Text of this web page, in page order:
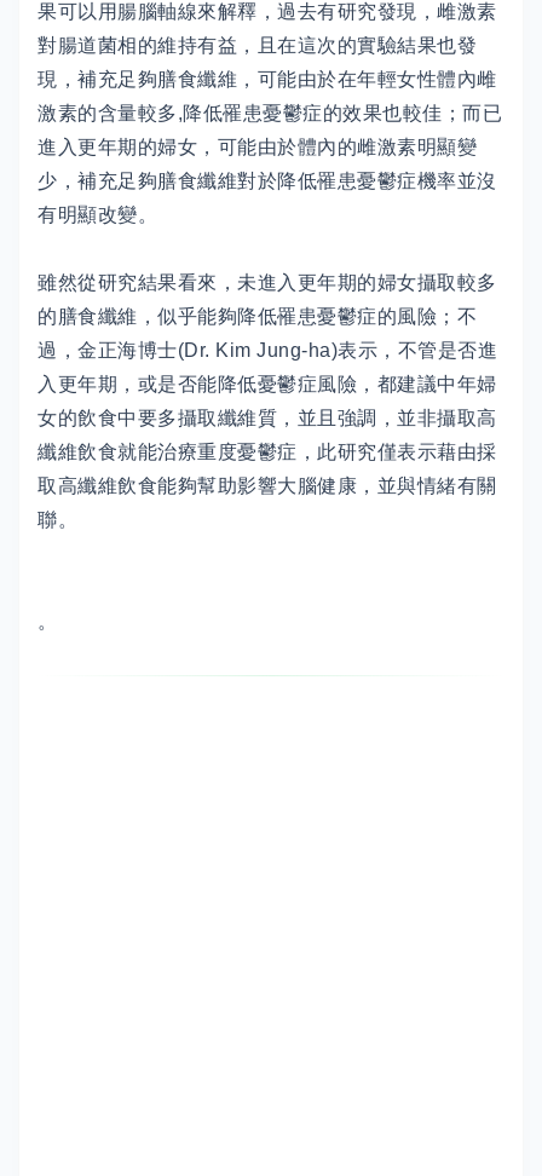
果可以用腸腦軸線來解釋，過去有研究發現，雌激素
對腸道菌相的維持有益，且在這次的實驗結果也發
現，補充足夠膳食纖維，可能由於在年輕女性體內雌
激素的含量較多,降低罹患憂鬱症的效果也較佳；而已
進入更年期的婦女，可能由於體內的雌激素明顯變
少，補充足夠膳食纖維對於降低罹患憂鬱症機率並沒
有明顯改變。
雖然從研究結果看來，未進入更年期的婦女攝取較多
的膳食纖維，似乎能夠降低罹患憂鬱症的風險；不
過，金正海博士(Dr. Kim Jung-ha)表示，不管是否進
入更年期，或是否能降低憂鬱症風險，都建議中年婦
女的飲食中要多攝取纖維質，並且強調，並非攝取高
纖維飲食就能治療重度憂鬱症，此研究僅表示藉由採
取高纖維飲食能夠幫助影響大腦健康，並與情緒有關
聯。
。